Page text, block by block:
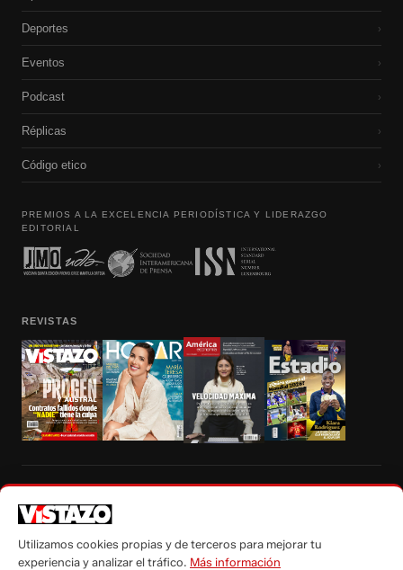
Deportes ›
Eventos ›
Podcast ›
Réplicas ›
Código etico ›
PREMIOS A LA EXCELENCIA PERIODÍSTICA Y LIDERAZGO
EDITORIAL
REVISTAS
autorización escrita de su titular, de todos los contenidos de Vistazo.com.
Utilizamos cookies propias y de terceros para mejorar tu
experiencia y analizar el tráfico. Más información